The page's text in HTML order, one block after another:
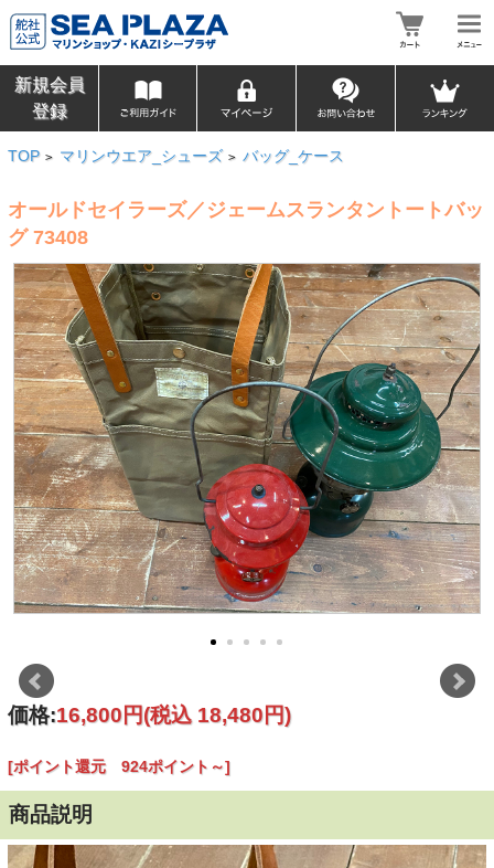
新規会員
登録
TOP > マリンウエア_シューズ > バッグ_ケース
オールドセイラーズ／ジェームスランタントートバッ
グ 73408
価格:16,800円(税込 18,480円)
[ポイント還元 924ポイント～]
商品説明